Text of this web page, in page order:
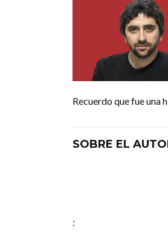
Recuerdo que fue una
SOBRE EL
: